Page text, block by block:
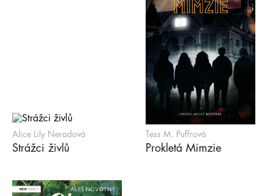
Alice Lily Neradová
Strážci živlů
Tess M. Puffrová
Prokletá Mimzie